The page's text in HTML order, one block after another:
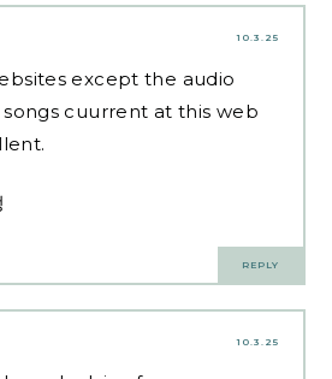
10.3.25
except the audio
cuurrent at this web
REPLY
10.3.25